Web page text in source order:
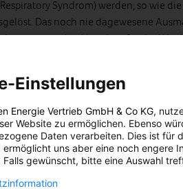
Syndrom) werden, so wie
Das noch nie dagewesene
an den Ursachen für das
fördern die Verbreitung. Das
Gebiete und deren Veränderung
Tierhaltung und Tierfütterung
verbreiten; Veränderungen der
fördern die
Erreger und damit Krankheiten in
keinen Immunschutz
Einstellungen
Energie Vertrieb GmbH & Co KG,
Website zu ermöglichen. Ebenso
Daten verarbeiten. Dies ist für
ermöglicht uns aber eine noch engere
Falls gewünscht, bitte eine Auswahl